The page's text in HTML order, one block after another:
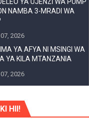
NANENANE
UUGUZI NZEGA
NAMBA 3-MRADI WA
2026
YA AFYA NI MSINGI WA
YA KILA MTANZANIA
2026
HII!